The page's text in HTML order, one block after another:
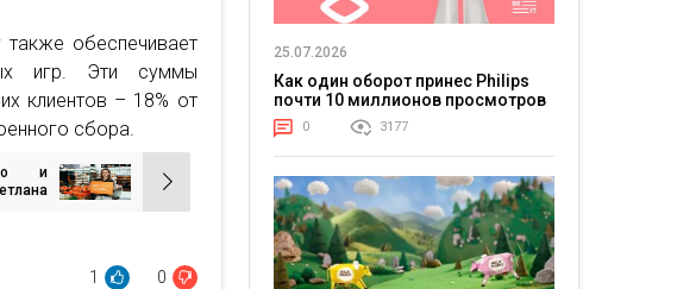
также обеспечивает
игр. Эти суммы
клиентов – 18% от
сбора.
и
1 0
25.07.2026
Как один оборот принес Philips
почти 10 миллионов просмотров
0 3177